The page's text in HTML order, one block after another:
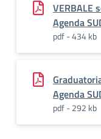
VERBALE
Agenda
pdf - 434 kb
Agenda
pdf - 292 kb